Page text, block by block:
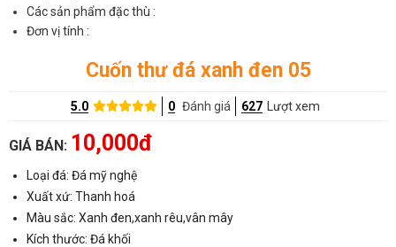
Các sản phẩm đặc thù :
Đơn vị tính :
Cuốn thư đá xanh đen 05
5.0 0 Đánh giá 627 Lượt xem
GIÁ BÁN: 10,000đ
Loại đá: Đá mỹ nghệ
Xuất xứ: Thanh hoá
Màu sắc: Xanh đen,xanh rêu,vân mây
Kích thước: Đá khối